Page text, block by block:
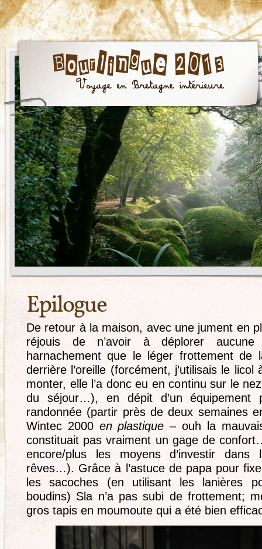
Epilogue
De retour à la maison, avec une jument en
réjouis de n’avoir à déplorer
harnachement que le léger frottement de
derrière l’oreille (forcément, j’utilisais le licol
monter, elle l’a donc eu en continu sur le
du séjour…), en dépit d’un équipement
randonnée (partir près de deux semaines
Wintec 2000 en plastique – ouh la
constituait pas vraiment un gage de
encore/plus les moyens d’investir
rêves…). Grâce à l’astuce de papa pour
les sacoches (en utilisant les lanières
boudins) Sla n’a pas subi de frottement;
gros tapis en moumoute qui a été bien